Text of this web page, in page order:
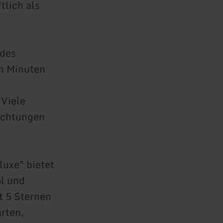
als
Minuten
bietet
und
5 Sternen